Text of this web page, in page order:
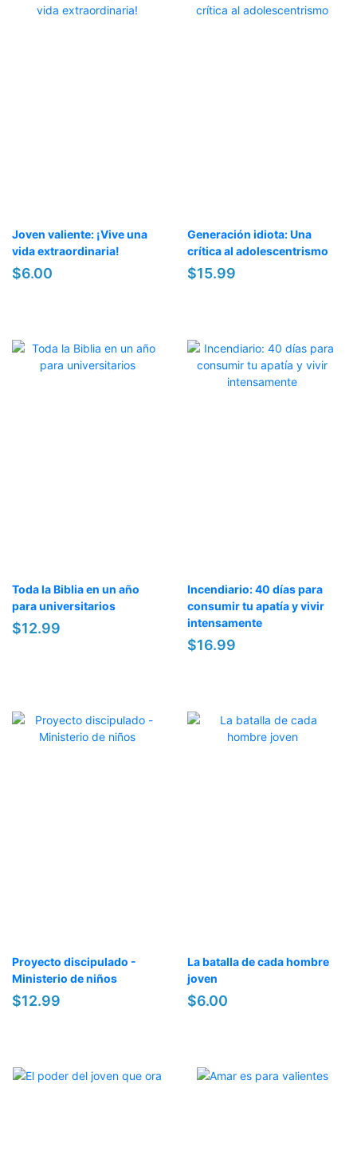
Joven valiente: ¡Vive una
vida extraordinaria!
$6.00
Generación idiota: Una
crítica al adolescentrismo
$15.99
Toda la Biblia en un año
para universitarios
$12.99
Incendiario: 40 días para
consumir tu apatía y vivir
intensamente
$16.99
Proyecto discipulado -
Ministerio de niños
$12.99
La batalla de cada hombre
joven
$6.00